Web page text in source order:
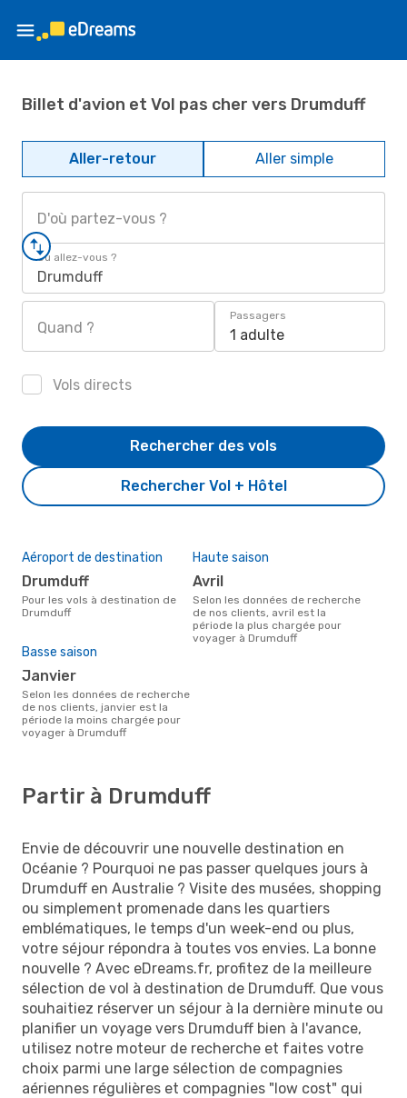
Billet d'avion et Vol pas cher vers Drumduff
Aller-retour Aller simple
D'où partez-vous ?
Où allez-vous ?
Drumduff
Quand ?
Passagers
1 adulte
Vols directs
Rechercher Vol + Hôtel
Rechercher des vols
Aéroport de destination
Drumduff
Pour les vols à destination de
Drumduff
Haute saison
avril
Selon les données de recherche
de nos clients, avril est la
période la plus chargée pour
voyager à Drumduff
Basse saison
janvier
Selon les données de recherche
de nos clients, janvier est la
période la moins chargée pour
voyager à Drumduff
Partir à Drumduff
Envie de découvrir une nouvelle destination en
Océanie ? Pourquoi ne pas passer quelques jours à
Drumduff en Australie ? Visite des musées, shopping
ou simplement promenade dans les quartiers
emblématiques, le temps d'un week-end ou plus,
votre séjour répondra à toutes vos envies. La bonne
nouvelle ? Avec eDreams.fr, profitez de la meilleure
sélection de vol à destination de Drumduff. Que vous
souhaitiez réserver un séjour à la dernière minute ou
planifier un voyage vers Drumduff bien à l'avance,
utilisez notre moteur de recherche et faites votre
choix parmi une large sélection de compagnies
aériennes régulières et compagnies "low cost" qui